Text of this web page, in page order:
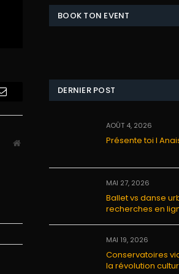
Email
Website
BOOK TON EVENT
DERNIER POST
AOÛT 4, 2026
Présente toi I
MAI 27, 2026
Ballet vs danse
recherches en
MAI 19, 2026
Conservatoires
la révolution